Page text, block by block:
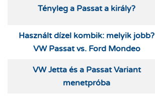
Tényleg a Passat a király?
Használt dízel kombik: melyik jobb?
VW Passat vs. Ford Mondeo
VW Jetta és a Passat Variant
menetpróba